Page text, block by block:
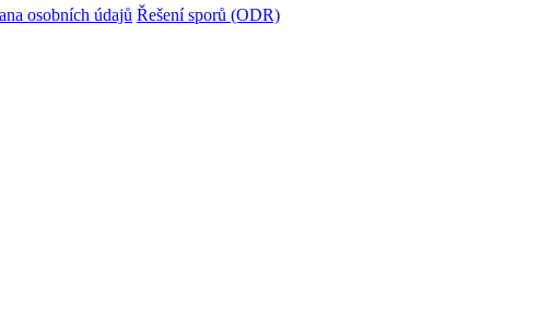
osobních údajů Řešení sporů (ODR)